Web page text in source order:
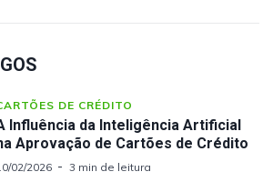
DE CRÉDITO
Influência da Inteligência Artificial
Aprovação de Cartões de Crédito
02/2026 3 min de leitura